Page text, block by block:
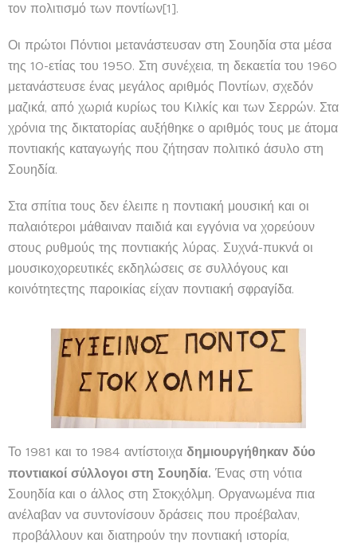
τον πολιτισμό των ποντίων[1].
Οι πρώτοι Πόντιοι μετανάστευσαν στη Σουηδία στα μέσα
της 10-ετίας του 1950. Στη συνέχεια, τη δεκαετία του 1960
μετανάστευσε ένας μεγάλος αριθμός Ποντίων, σχεδόν
μαζικά, από χωριά κυρίως του Κιλκίς και των Σερρών. Στα
χρόνια της δικτατορίας αυξήθηκε ο αριθμός τους με άτομα
ποντιακής καταγωγής που ζήτησαν πολιτικό άσυλο στη
Σουηδία.
Στα σπίτια τους δεν έλειπε η ποντιακή μουσική και οι
παλαιότεροι μάθαιναν παιδιά και εγγόνια να χορεύουν
στους ρυθμούς της ποντιακής λύρας. Συχνά-πυκνά οι
μουσικοχορευτικές εκδηλώσεις σε συλλόγους και
κοινότητεςτης παροικίας είχαν ποντιακή σφραγίδα.
Το 1981 και το 1984 αντίστοιχα δημιουργήθηκαν δύο
ποντιακοί σύλλογοι στη Σουηδία. Ένας στη νότια
Σουηδία και ο άλλος στη Στοκχόλμη. Οργανωμένα πια
ανέλαβαν να συντονίσουν δράσεις που προέβαλαν,
προβάλλουν και διατηρούν την ποντιακή ιστορία,